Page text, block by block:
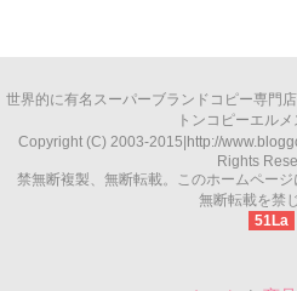
世界的に有名 スーパーブランドコピー専門
トンコピーエルメ
Copyright (C) 2003-2015| http://
Rights
禁無断複製、無断転載。このホームペー
無断転載を禁
51La